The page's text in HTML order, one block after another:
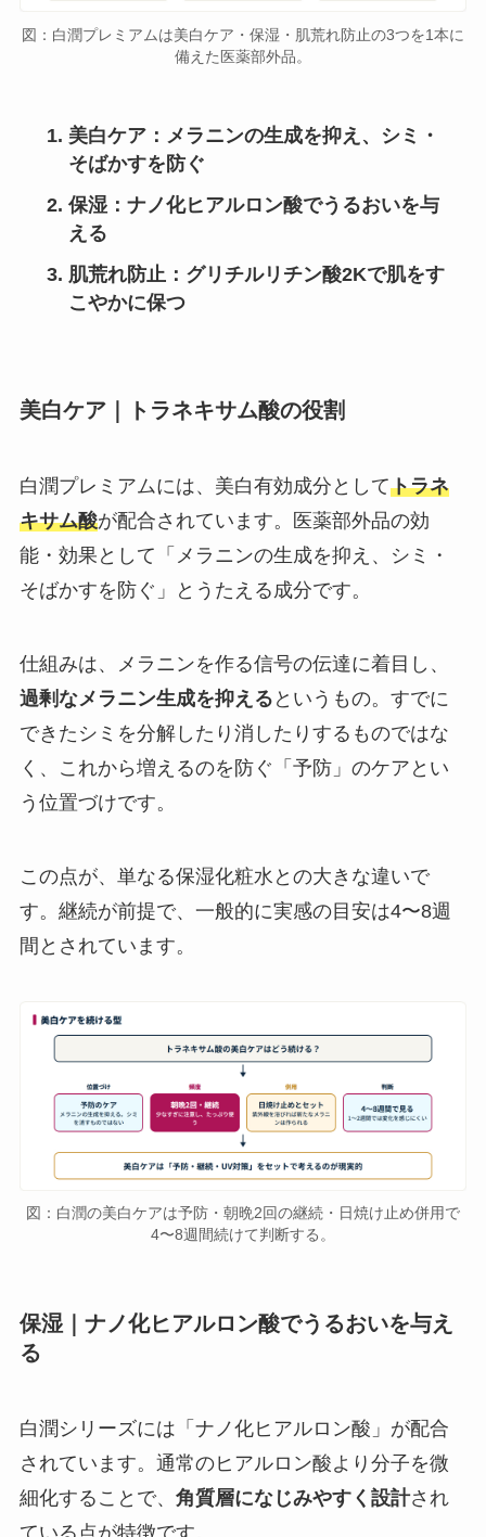
図：白潤プレミアムは美白ケア・保湿・肌荒れ防止の3つを1本に
備えた医薬部外品。
美白ケア：メラニンの生成を抑え、シミ・
そばかすを防ぐ
保湿：ナノ化ヒアルロン酸でうるおいを与
える
肌荒れ防止：グリチルリチン酸2Kで肌をす
こやかに保つ
美白ケア｜トラネキサム酸の役割
白潤プレミアムには、美白有効成分としてトラネ
キサム酸が配合されています。医薬部外品の効
能・効果として「メラニンの生成を抑え、シミ・
そばかすを防ぐ」とうたえる成分です。
仕組みは、メラニンを作る信号の伝達に着目し、
過剰なメラニン生成を抑える というもの。すでに
できたシミを分解したり消したりするものではな
く、これから増えるのを防ぐ「予防」のケアとい
う位置づけです。
この点が、単なる保湿化粧水との大きな違いで
す。継続が前提で、一般的に実感の目安は4〜8週
間とされています。
図：白潤の美白ケアは予防・朝晩2回の継続・日焼け止め併用で
4〜8週間続けて判断する。
保湿｜ナノ化ヒアルロン酸でうるおいを与え
る
白潤シリーズには「ナノ化ヒアルロン酸」が配合
されています。通常のヒアルロン酸より分子を微
細化することで、 角質層になじみやすく設計され
ている点が特徴です。